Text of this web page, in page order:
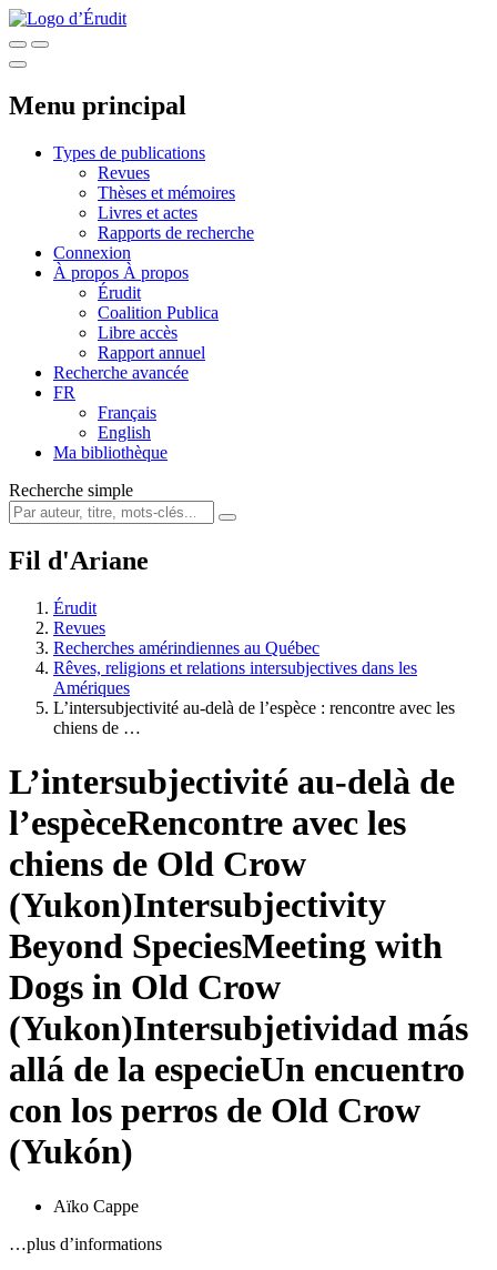
Menu principal
Types de publications
Revues
Thèses et mémoires
Livres et actes
Rapports de recherche
Connexion
À propos À propos
Érudit
Coalition Publica
Libre accès
Rapport annuel
Recherche avancée
FR
Français
English
Ma bibliothèque
Recherche simple
Fil d'Ariane
Érudit
Revues
Recherches amérindiennes au Québec
Rêves, religions et relations intersubjectives dans les
Amériques
L’intersubjectivité au-delà de l’espèce : rencontre avec les
chiens de …
L’intersubjectivité au-delà de
l’espèceRencontre avec les
chiens de Old Crow
(Yukon)Intersubjectivity
Beyond SpeciesMeeting with
Dogs in Old Crow
(Yukon)Intersubjetividad más
allá de la especieUn encuentro
con los perros de Old Crow
(Yukón)
Aïko Cappe
…plus d’informations